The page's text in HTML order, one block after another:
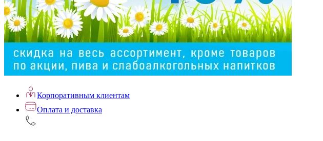
Корпоративным клиентам
Оплата и доставка